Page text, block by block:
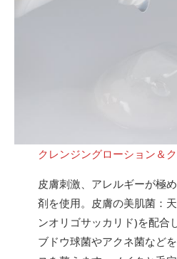
クレンジングローション＆
皮膚刺激、アレルギーが極
剤を使用。皮膚の美肌菌：
ンオリゴサッカリド)を配合
ブドウ球菌やアクネ菌など